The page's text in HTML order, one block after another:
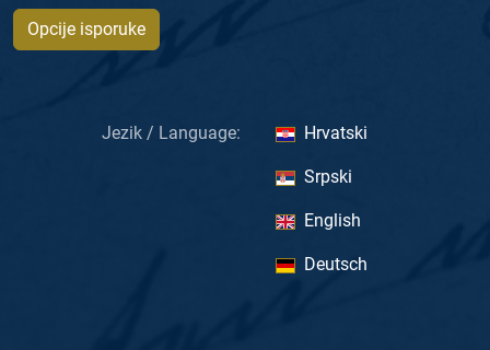
Opcije isporuke
Jezik / Language: Hrvatski
Srpski
English
Deutsch